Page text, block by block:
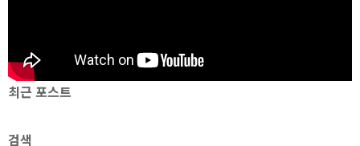
최근 포스트
검색